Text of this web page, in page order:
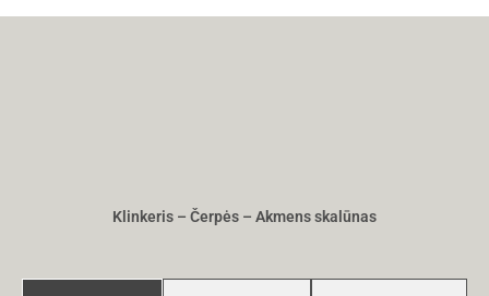
Klinkeris – Čerpės – Akmens skalūnas